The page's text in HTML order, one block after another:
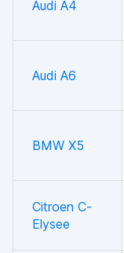
Audi A4
Audi A6
BMW X5
Citroen C-
Elysee